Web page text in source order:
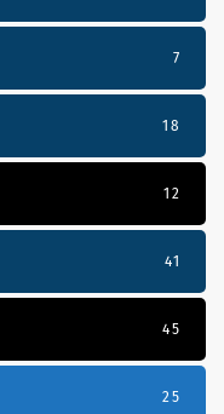
7
18
12
41
45
25